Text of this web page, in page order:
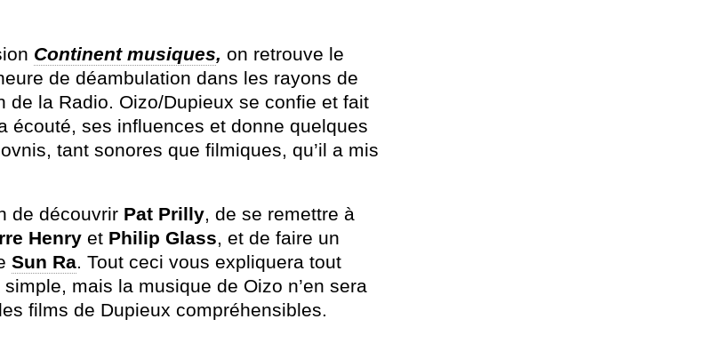
Continent musiques, on retrouve le
de déambulation dans les rayons de
de la Radio. Oizo/Dupieux se confie et fait
écouté, ses influences et donne quelques
ovnis, tant sonores que filmiques, qu’il a mis
de découvrir Pat Prilly, de se remettre à
Henry et Philip Glass, et de faire un
Sun Ra. Tout ceci vous expliquera tout
mais la musique de Oizo n’en sera
films de Dupieux compréhensibles.